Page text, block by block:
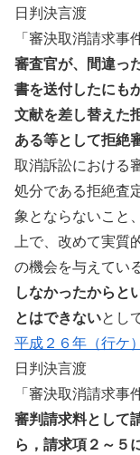
日判決言渡
「審決取消請求事
審査官が、間違っ
書を送付したにも
文献を差し替えた
ある等として拒絶
取消訴訟における
処分である拒絶査
象とならないこと
上で、改めて実
の機会を与えてい
しなかったからと
とはできないとし
平成２６年（行ケ
日判決言渡
「審決取消請求事
審判請求料として
ら，請求項２～５